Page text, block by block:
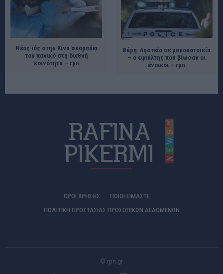
Νέος ιός στην Κίνα σκορπάει
τον πανικό στη διεθνή
κοινότητα – rpn
Βάρη: Ληστεία σε μονοκατοικία
– ο εφιάλτης που βίωσαν οι
ένοικοι – rpn
ΟΡΟΙ ΧΡΗΣΗΣ
ΠΟΙΟΊ ΕΊΜΑΣΤΕ
ΠΟΛΙΤΙΚΗ ΠΡΟΣΤΑΣΙΑΣ ΠΡΟΣΩΠΙΚΩΝ ΔΕΔΟΜΕΝΩΝ
© rpn.gr